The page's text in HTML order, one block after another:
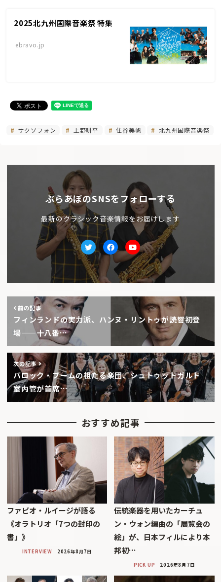
2025北九州国際音楽祭 特集
ebravo.jp
サクソフォン 上野耕平 住谷美帆 北九州国際音楽祭
ぶらあぼのSNSをフォローする
最新のクラシック音楽情報をお届けします
TwitterfacebookYoutube
前の記事
フィンランドの実力派、ハンヌ・リントゥが読響初登
場——十八番…
次の記事
バロック・ブームの祖たる楽団、シュトゥットガルト
室内管が首席…
おすすめ記事
ファビオ・ルイージが語る
《オラトリオ「7つの封印の
書」》
INTERVIEW 2026年8月7日
伝統楽器を用いたカーチュ
ン・ウォン編曲の「展覧会の
絵」が、日本フィルにより本
邦初…
PICK UP 2026年8月7日